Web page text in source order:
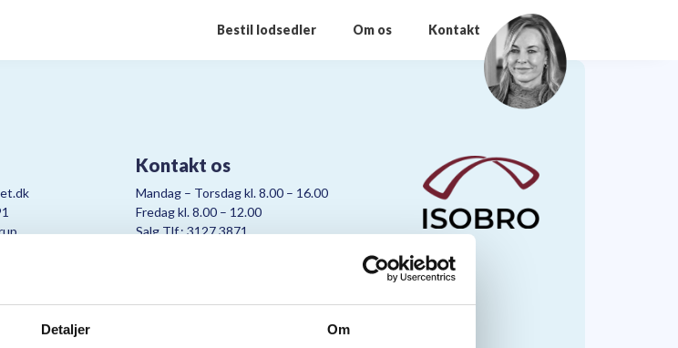
Detaljer Om
Bestil lodsedler Om os Kontakt
Kontakt os
Mandag – Torsdag kl. 8.00 – 16.00
Fredag kl. 8.00 – 12.00
Salg Tlf.: 3127 3871